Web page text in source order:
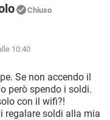
10
10
10
Chiuso
10:40
Se non accendo il
però spendo i soldi.
con il wifi?!
regalare soldi alla mia